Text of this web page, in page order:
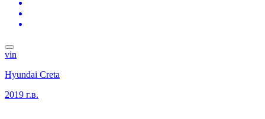
vin
Hyundai Creta
2019 г.в.